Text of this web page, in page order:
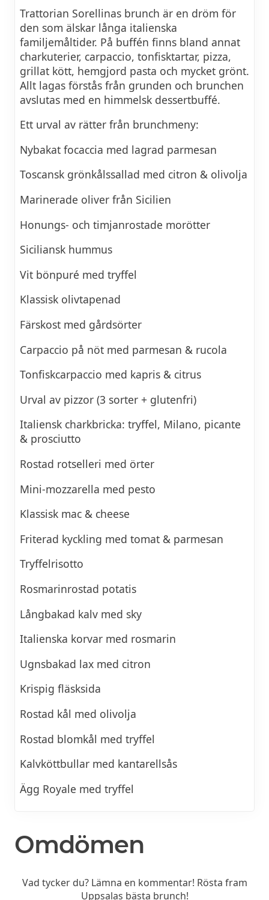
Trattorian Sorellinas brunch är en dröm för
den som älskar långa italienska
familjemåltider. På buffén finns bland annat
charkuterier, carpaccio, tonfisktartar, pizza,
grillat kött, hemgjord pasta och mycket grönt.
Allt lagas förstås från grunden och brunchen
avslutas med en himmelsk dessertbuffé.
Ett urval av rätter från brunchmeny:
Nybakat focaccia med lagrad parmesan
Toscansk grönkålssallad med citron & olivolja
Marinerade oliver från Sicilien
Honungs- och timjanrostade morötter
Siciliansk hummus
Vit bönpuré med tryffel
Klassisk olivtapenad
Färskost med gårdsörter
Carpaccio på nöt med parmesan & rucola
Tonfiskcarpaccio med kapris & citrus
Urval av pizzor (3 sorter + glutenfri)
Italiensk charkbricka: tryffel, Milano, picante
& prosciutto
Rostad rotselleri med örter
Mini-mozzarella med pesto
Klassisk mac & cheese
Friterad kyckling med tomat & parmesan
Tryffelrisotto
Rosmarinrostad potatis
Långbakad kalv med sky
Italienska korvar med rosmarin
Ugnsbakad lax med citron
Krispig fläsksida
Rostad kål med olivolja
Rostad blomkål med tryffel
Kalvköttbullar med kantarellsås
Ägg Royale med tryffel
Omdömen
Vad tycker du? Lämna en kommentar! Rösta fram
Uppsalas bästa brunch!